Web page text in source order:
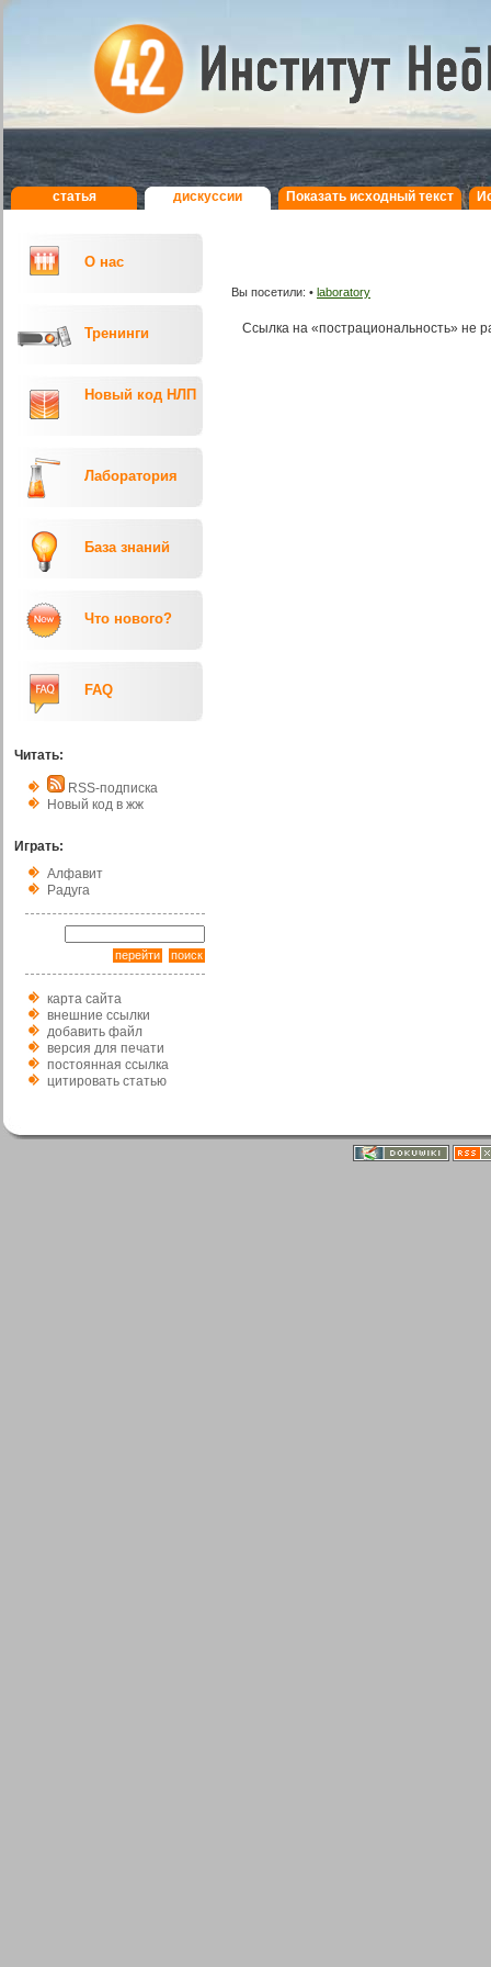
статья дискуcсии Показать исходный текст
Вы посетили: • laboratory
Ссылка на «пострациональность» не
О нас
Тренинги
Новый код НЛП
Лаборатория
База знаний
Что нового?
FAQ
Читать:
RSS-подписка
Новый код в жж
Играть:
Алфавит
Радуга
карта сайта
внешние ссылки
добавить файл
версия для печати
постоянная ссылка
цитировать статью